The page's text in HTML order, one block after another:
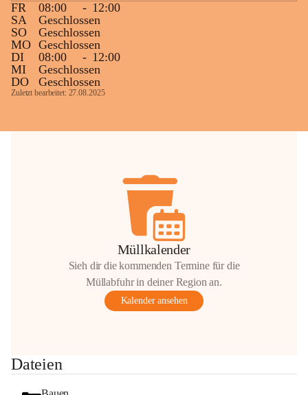
Bevölkerung ungewohnte, jedoch
technisch notwendige Betriebszustände so
kurz wie möglich zu halten.
Wir bitten daher die umliegende
Bevölkerung um Verständnis.
anrainer-service@omv.com
Bei Fragen, Anliegen oder Beschwerden.
Die OMV wird im Zuge von
FR
08:00 - 12:00
SA
Geschlossen
SO
Geschlossen
MO Geschlossen
DI
08:00 - 12:00
MI
Geschlossen
DO
Geschlossen
Zuletzt bearbeitet: 27.08.2025
Müllkalender
Sieh dir die kommenden Termine für die
Müllabfuhr in deiner Region an.
Kalender ansehen
Dateien